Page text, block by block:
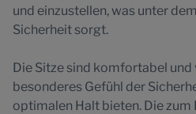
und einzustellen, was unter
Sicherheit sorgt.
Die Sitze sind komfortabel
besonderes Gefühl der
optimalen Halt bieten. Die